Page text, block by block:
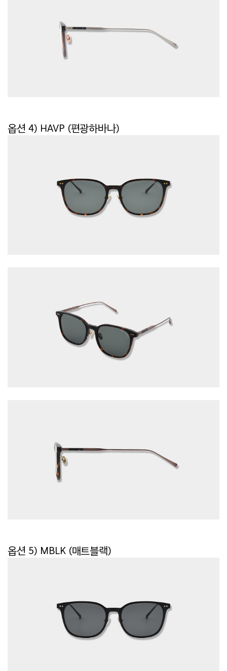
옵션 4) HAVP (편광하바나)
옵션 5) MBLK (매트블랙)